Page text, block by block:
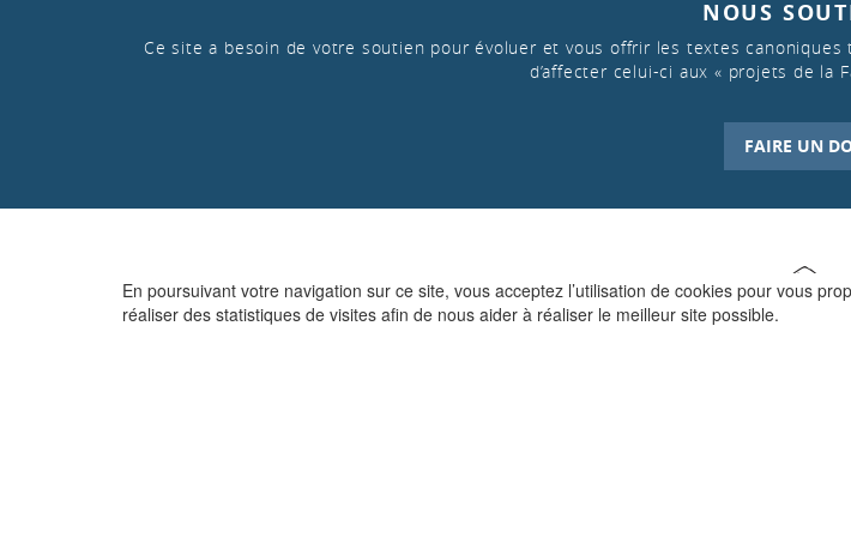
En poursuivant votre navigation sur ce site, vous acceptez l’utilisation de cookies pour vous
réaliser des statistiques de visites afin de nous aider à réaliser le meilleur site possible.
NOUS
Ce site a besoin de votre soutien pour évoluer et vous offrir les textes
d’affecter celui-ci aux « projets de la
FAIRE UN